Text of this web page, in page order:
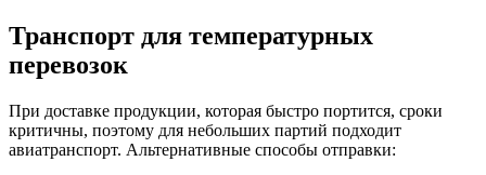
Транспорт для температурных
перевозок
При доставке продукции, которая быстро портится, сроки
критичны, поэтому для небольших партий подходит
авиатранспорт. Альтернативные способы отправки: